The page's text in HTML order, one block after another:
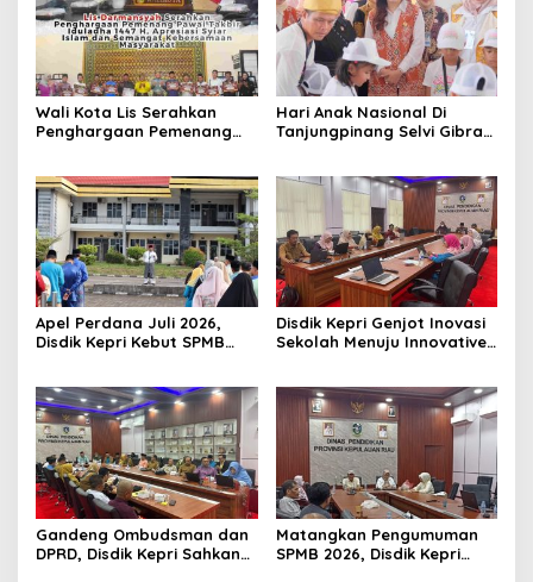
Wali Kota Lis Serahkan
Penghargaan Pemenang
Hidupkan Syiar Islam
Hari Anak Nasional Di
Tanjungpinang Selvi Gibran
Apel Perdana Juli 2026,
Disdik Kepri Kebut SPMB
Disdik Kepri Genjot Inovasi
Sekolah Menuju Innovative
Gandeng Ombudsman dan
DPRD, Disdik Kepri Sahkan
Matangkan Pengumuman
SPMB 2026, Disdik Kepri